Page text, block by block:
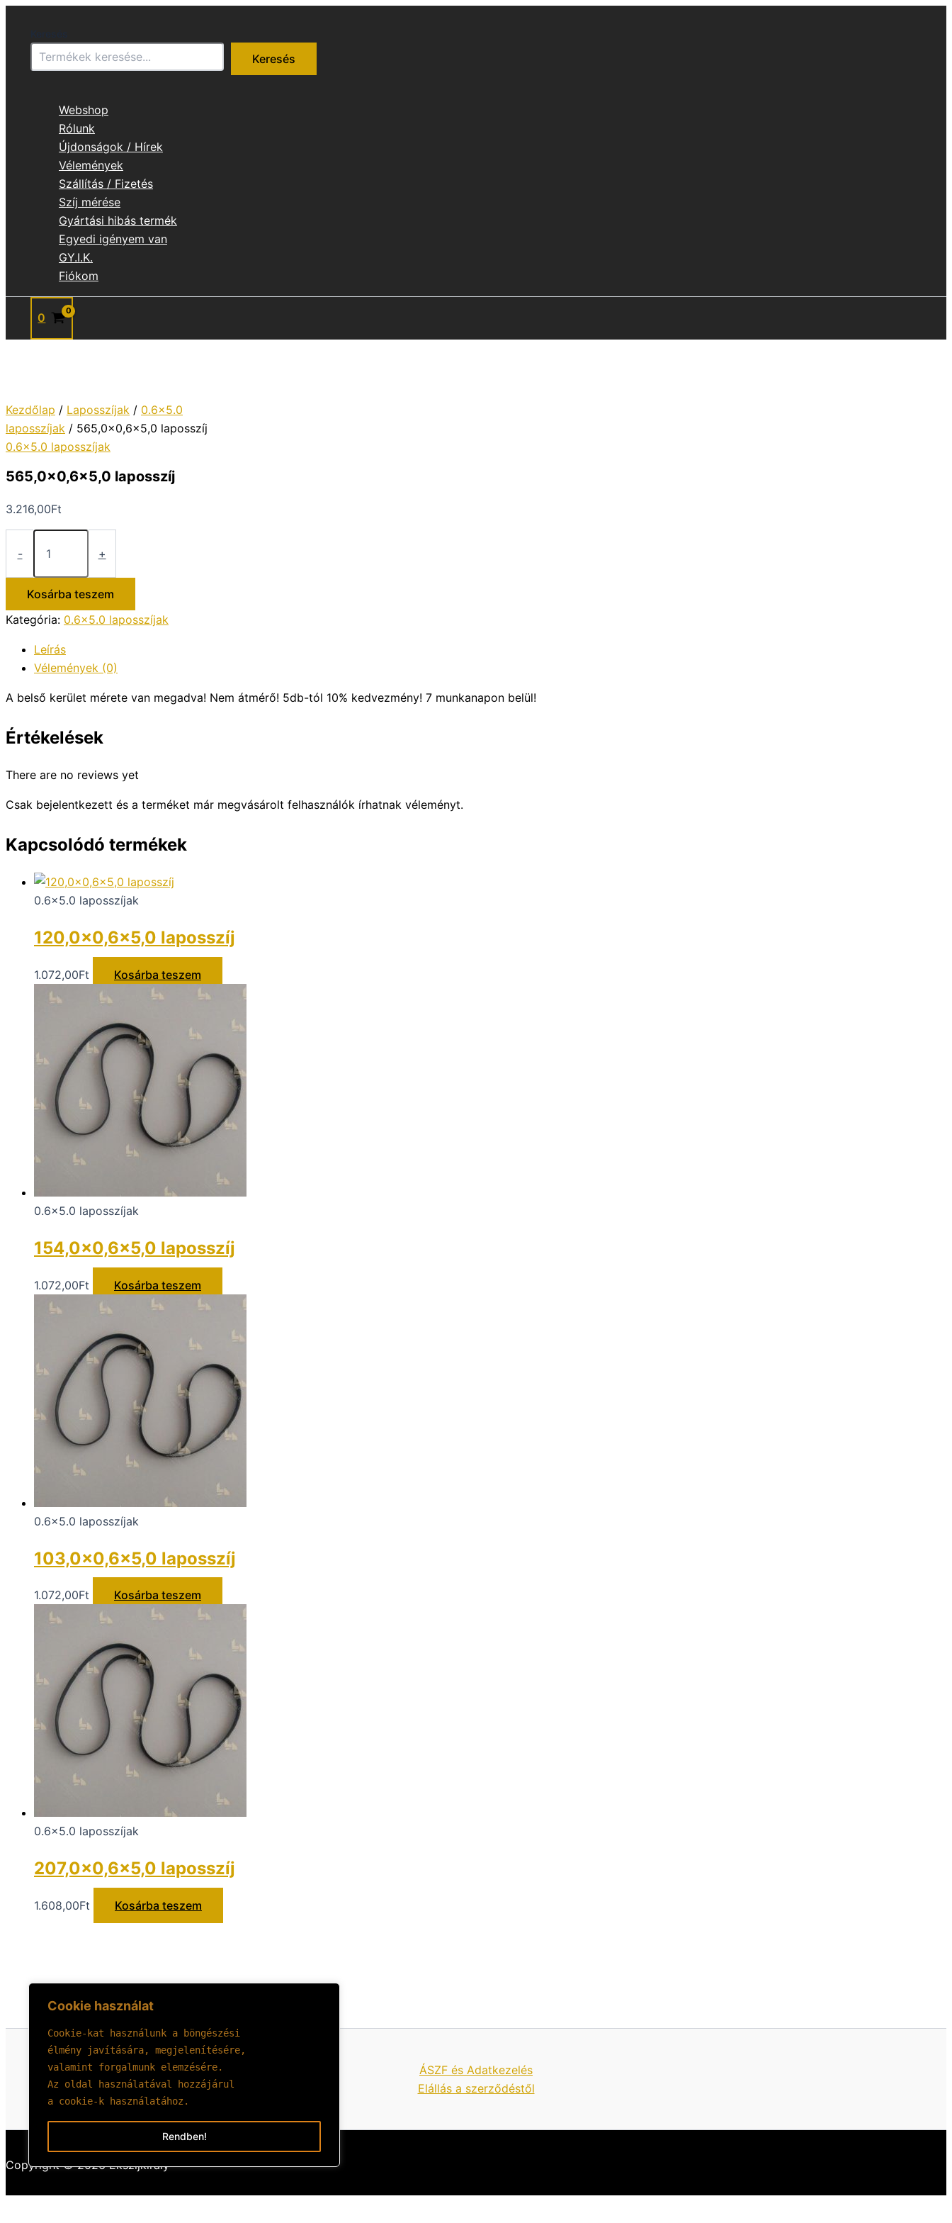
Cookie használat
Cookie-kat használunk a böngészési
élmény javítására, megjelenítésére,
valamint forgalmunk elemzésére.
Az oldal használatával hozzájárul
a cookie-k használatához.
Rendben!
content
Keresés
Webshop
Rólunk
Újdonságok / Hírek
Vélemények
Szállítás / Fizetés
Szíj mérése
Gyártási hibás termék
Egyedi igényem van
GY.I.K.
Fiókom
0
Kezdőlap / Laposszíjak / 0.6x5.0
laposszíjak / 565,0×0,6×5,0 laposszíj
0.6x5.0 laposszíjak
565,0×0,6×5,0 laposszíj
3.216,00Ft
-
565,0×0,6×5,0
+
Kosárba teszem
Kategória: 0.6x5.0 laposszíjak
Leírás
Vélemények (0)
A belső kerület mérete van megadva! Nem átmérő! 5db-tól 10% kedvezmény! 7 munkanapon belül!
Értékelések
There are no reviews yet
Csak bejelentkezett és a terméket már megvásárolt felhasználók írhatnak véleményt.
Kapcsolódó termékek
0.6x5.0 laposszíjak
120,0×0,6×5,0 laposszíj
1.072,00Ft Kosárba teszem
0.6x5.0 laposszíjak
154,0×0,6×5,0 laposszíj
1.072,00Ft Kosárba teszem
0.6x5.0 laposszíjak
103,0×0,6×5,0 laposszíj
1.072,00Ft Kosárba teszem
0.6x5.0 laposszíjak
207,0×0,6×5,0 laposszíj
1.608,00Ft Kosárba teszem
ÁSZF és Adatkezelés
Elállás a szerződéstől
Copyright © 2026 Ékszíjkirály